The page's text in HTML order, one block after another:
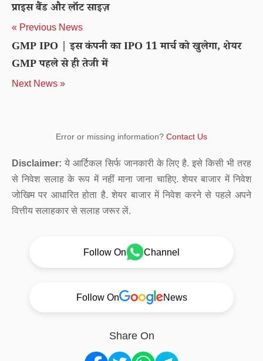
प्राइस बैंड और लॉट साइज़
« Previous News
GMP IPO | इस कंपनी का IPO 11 मार्च को खुलेगा, शेयर
GMP पहले से ही तेजी में
Next News »
Error or missing information? Contact Us
Disclaimer: ये आर्टिकल सिर्फ जानकारी के लिए है. इसे किसी भी तरह
से निवेश सलाह के रूप में नहीं माना जाना चाहिए. शेयर बाजार में निवेश
जोखिम पर आधारित होता है. शेयर बाजार में निवेश करने से पहले अपने
वित्तीय सलाहकार से सलाह जरूर लें.
Follow On Channel
Follow On News
Share On